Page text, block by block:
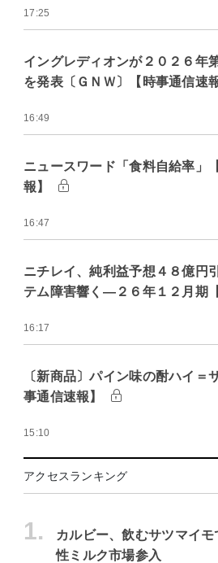
17:25
イングレディオンが２０２６年
を発表〔ＧＮＷ〕【時事通信速
16:49
ニュースワード「食料自給率」
報】
16:47
ニチレイ、純利益予想４８億円
テム障害響く―２６年１２月期
16:17
〔新商品〕パイン味の酎ハイ＝
事通信速報】
15:10
アクセスランキング
1.
カルビー、飲むサツマイ
性ミルク市場参入